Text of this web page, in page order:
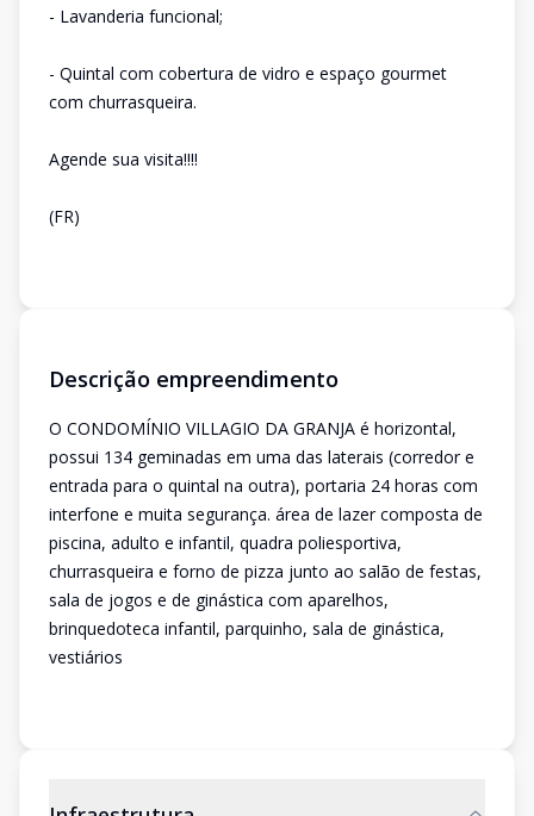
- Lavanderia funcional;
- Quintal com cobertura de vidro e espaço gourmet
com churrasqueira.
Agende sua visita!!!!
(FR)
Descrição empreendimento
O CONDOMÍNIO VILLAGIO DA GRANJA é horizontal,
possui 134 geminadas em uma das laterais (corredor e
entrada para o quintal na outra), portaria 24 horas com
interfone e muita segurança. área de lazer composta de
piscina, adulto e infantil, quadra poliesportiva,
churrasqueira e forno de pizza junto ao salão de festas,
sala de jogos e de ginástica com aparelhos,
brinquedoteca infantil, parquinho, sala de ginástica,
vestiários